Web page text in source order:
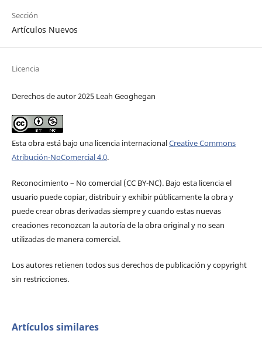
Sección
Artículos Nuevos
Licencia
Derechos de autor 2025 Leah Geoghegan
Esta obra está bajo una licencia internacionalCreative Commons
Atribución-NoComercial 4.0.
Reconocimiento – No comercial (CC BY-­NC). Bajo esta licencia el
usuario puede copiar, distribuir y exhibir públicamente la obra y
puede crear obras derivadas siempre y cuando estas nuevas
creaciones reconozcan la autoría de la obra original y no sean
utilizadas de manera comercial.
Los autores retienen todos sus derechos de publicación y copyright
sin restricciones.
Artículos similares